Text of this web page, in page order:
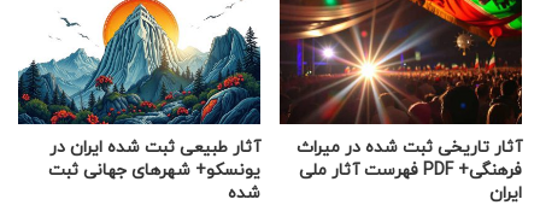
آثار تاریخی ثبت شده در میراث
فرهنگی+ PDF فهرست آثار ملی
ایران
آثار طبیعی ثبت شده ایران در
یونسکو+ شهرهای جهانی ثبت
شده